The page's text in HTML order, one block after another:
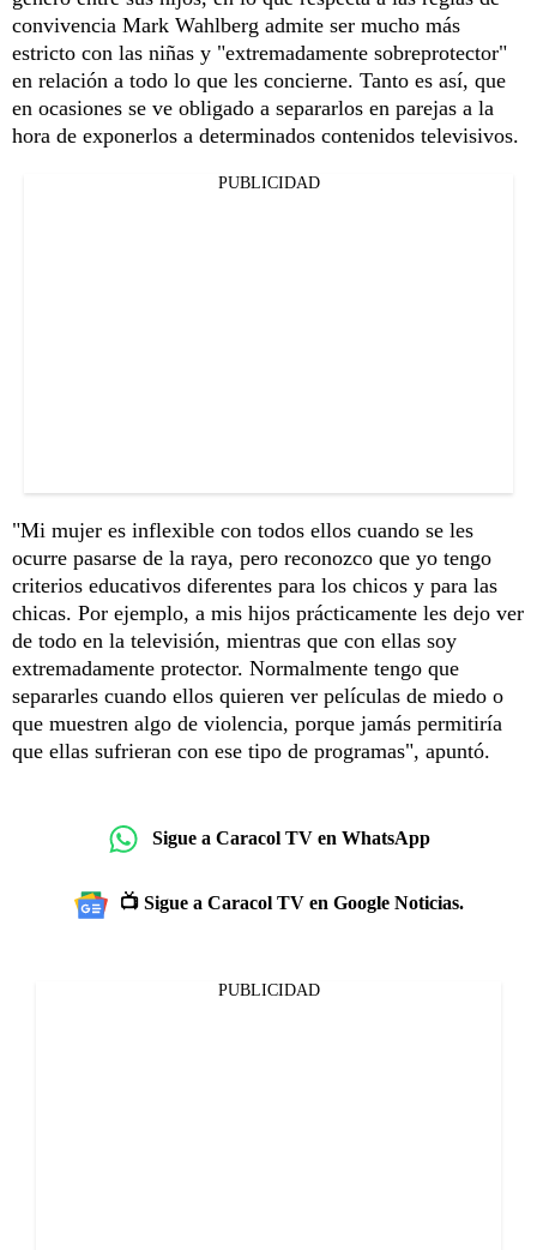
convivencia Mark Wahlberg admite ser mucho más
estricto con las niñas y "extremadamente sobreprotector"
en relación a todo lo que les concierne. Tanto es así, que
en ocasiones se ve obligado a separarlos en parejas a la
hora de exponerlos a determinados contenidos televisivos.
PUBLICIDAD
"Mi mujer es inflexible con todos ellos cuando se les
ocurre pasarse de la raya, pero reconozco que yo tengo
criterios educativos diferentes para los chicos y para las
chicas. Por ejemplo, a mis hijos prácticamente les dejo ver
de todo en la televisión, mientras que con ellas soy
extremadamente protector. Normalmente tengo que
separarles cuando ellos quieren ver películas de miedo o
que muestren algo de violencia, porque jamás permitiría
que ellas sufrieran con ese tipo de programas", apuntó.
Sigue a Caracol TV en WhatsApp
📺 Sigue a Caracol TV en Google Noticias.
PUBLICIDAD